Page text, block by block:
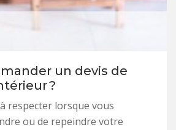
un devis de
?
respecter lorsque vous
ou de repeindre votre